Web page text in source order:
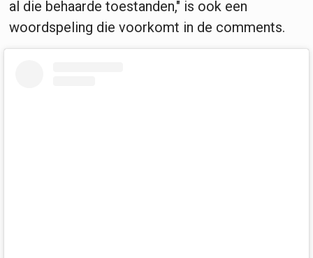
al die behaarde toestanden," is ook een
woordspeling die voorkomt in de comments.